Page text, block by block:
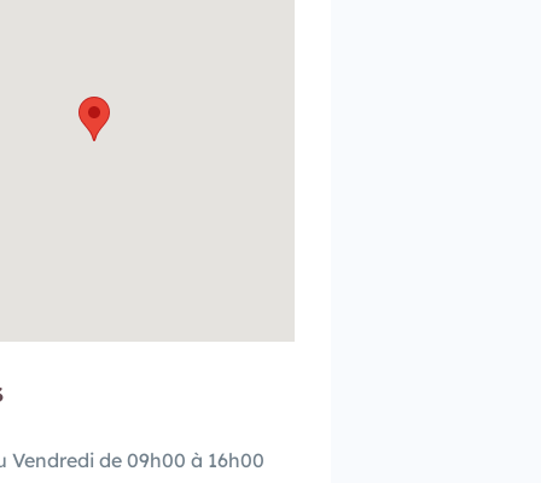
Vendredi de 09h00 à 16h00